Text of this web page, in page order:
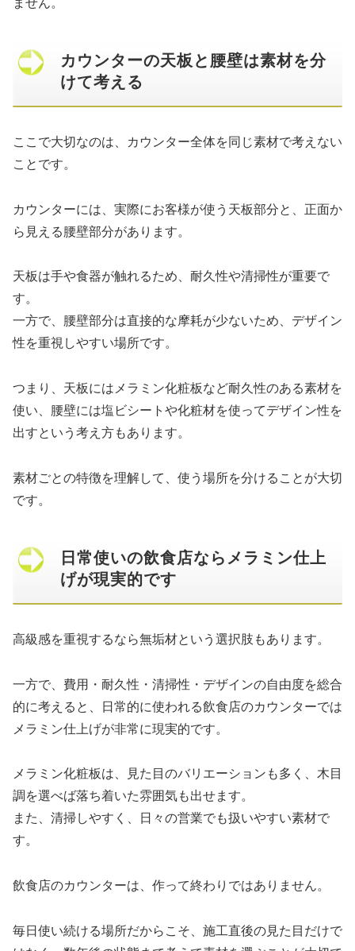
ません。
カウンターの天板と腰壁は素材を分
けて考える
ここで大切なのは、カウンター全体を同じ素材で考えない
ことです。
カウンターには、実際にお客様が使う天板部分と、正面か
ら見える腰壁部分があります。
天板は手や食器が触れるため、耐久性や清掃性が重要で
す。
一方で、腰壁部分は直接的な摩耗が少ないため、デザイン
性を重視しやすい場所です。
つまり、天板にはメラミン化粧板など耐久性のある素材を
使い、腰壁には塩ビシートや化粧材を使ってデザイン性を
出すという考え方もあります。
素材ごとの特徴を理解して、使う場所を分けることが大切
です。
日常使いの飲食店ならメラミン仕上
げが現実的です
高級感を重視するなら無垢材という選択肢もあります。
一方で、費用・耐久性・清掃性・デザインの自由度を総合
的に考えると、日常的に使われる飲食店のカウンターでは
メラミン仕上げが非常に現実的です。
メラミン化粧板は、見た目のバリエーションも多く、木目
調を選べば落ち着いた雰囲気も出せます。
また、清掃しやすく、日々の営業でも扱いやすい素材で
す。
飲食店のカウンターは、作って終わりではありません。
毎日使い続ける場所だからこそ、施工直後の見た目だけで